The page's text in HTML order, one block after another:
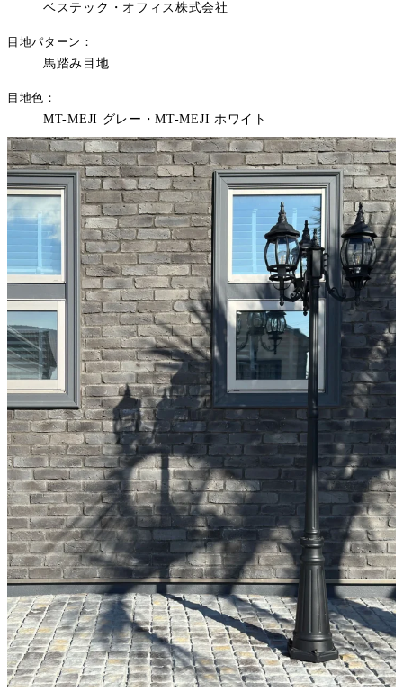
ベステック・オフィス株式会社
目地パターン
馬踏み目地
目地色
MT-MEJI グレー・MT-MEJI ホワイト